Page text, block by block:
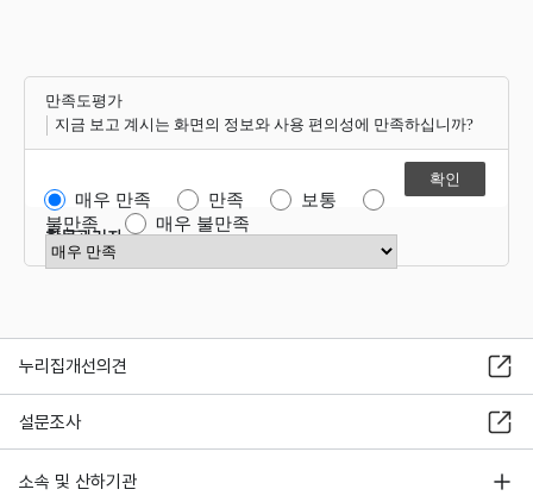
만족도평가
지금 보고 계시는 화면의 정보와 사용 편의성에 만족하십니까?
매우 만족 만족
보통
불만족
매우 불만족
만족도 점수 선택
항목관리자
누리집개선의견
설문조사
소속 및 산하기관